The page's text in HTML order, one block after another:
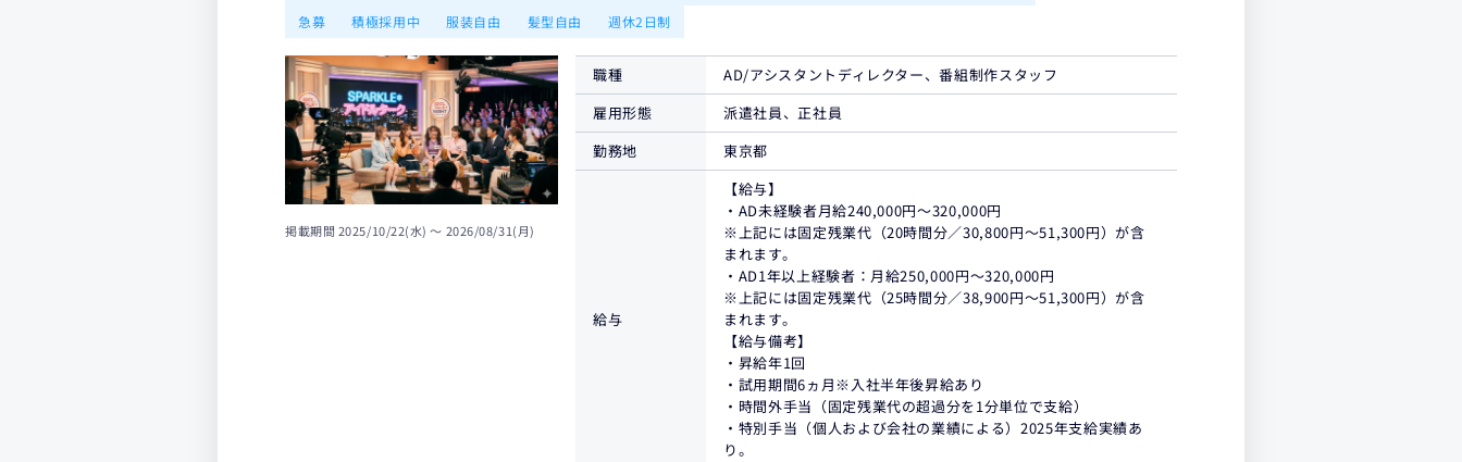
掲載期間 2025/10/22(水) 〜 2026/08/31(月)
急募
積極採用中 服装自由 髪型自由 週休2日制
職種
AD/アシスタントディレクター、番組制作スタッフ
雇用形態
派遣社員、正社員
勤務地
東京都
給与
【給与】
・AD未経験者月給240,000円〜320,000円
※上記には固定残業代（20時間分／30,800円～51,300円）が含
まれます。
・AD1年以上経験者：月給250,000円～320,000円
※上記には固定残業代（25時間分／38,900円～51,300円）が含
まれます。
【給与備考】
・昇給年1回
・試用期間6ヵ月※入社半年後昇給あり
・時間外手当（固定残業代の超過分を1分単位で支給）
・特別手当（個人および会社の業績による）2025年支給実績あ
り。